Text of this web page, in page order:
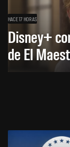
HACE 17 HORAS
Disney+
de El